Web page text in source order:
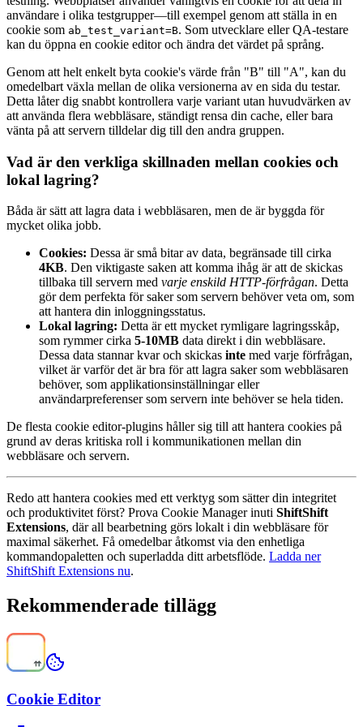
användare i olika testgrupper—till exempel genom att ställa in en
cookie som ab_test_variant=B. Som utvecklare eller QA-testare
kan du öppna en cookie editor och ändra det värdet på språng.
Genom att helt enkelt byta cookie's värde från "B" till "A", kan du
omedelbart växla mellan de olika versionerna av en sida du testar.
Detta låter dig snabbt kontrollera varje variant utan huvudvärken av
att använda flera webbläsare, ständigt rensa din cache, eller bara
vänta på att servern tilldelar dig till den andra gruppen.
Vad är den verkliga skillnaden mellan cookies och
lokal lagring?
Båda är sätt att lagra data i webbläsaren, men de är byggda för
mycket olika jobb.
Cookies: Dessa är små bitar av data, begränsade till cirka
4KB. Den viktigaste saken att komma ihåg är att de skickas
tillbaka till servern med varje enskild HTTP-förfrågan. Detta
gör dem perfekta för saker som servern behöver veta om, som
att hantera din inloggningsstatus.
Lokal lagring: Detta är ett mycket rymligare lagringsskåp,
som rymmer cirka 5-10MB data direkt i din webbläsare.
Dessa data stannar kvar och skickas inte med varje förfrågan,
vilket är varför det är bra för att lagra saker som webbläsaren
behöver, som applikationsinställningar eller
användarpreferenser som servern inte behöver se hela tiden.
De flesta cookie editor-plugins håller sig till att hantera cookies på
grund av deras kritiska roll i kommunikationen mellan din
webbläsare och servern.
Redo att hantera cookies med ett verktyg som sätter din integritet
och produktivitet först? Prova Cookie Manager inuti ShiftShift
Extensions, där all bearbetning görs lokalt i din webbläsare för
maximal säkerhet. Få omedelbar åtkomst via den enhetliga
kommandopaletten och superladda ditt arbetsflöde. Ladda ner
ShiftShift Extensions nu.
Rekommenderade tillägg
Cookie Editor